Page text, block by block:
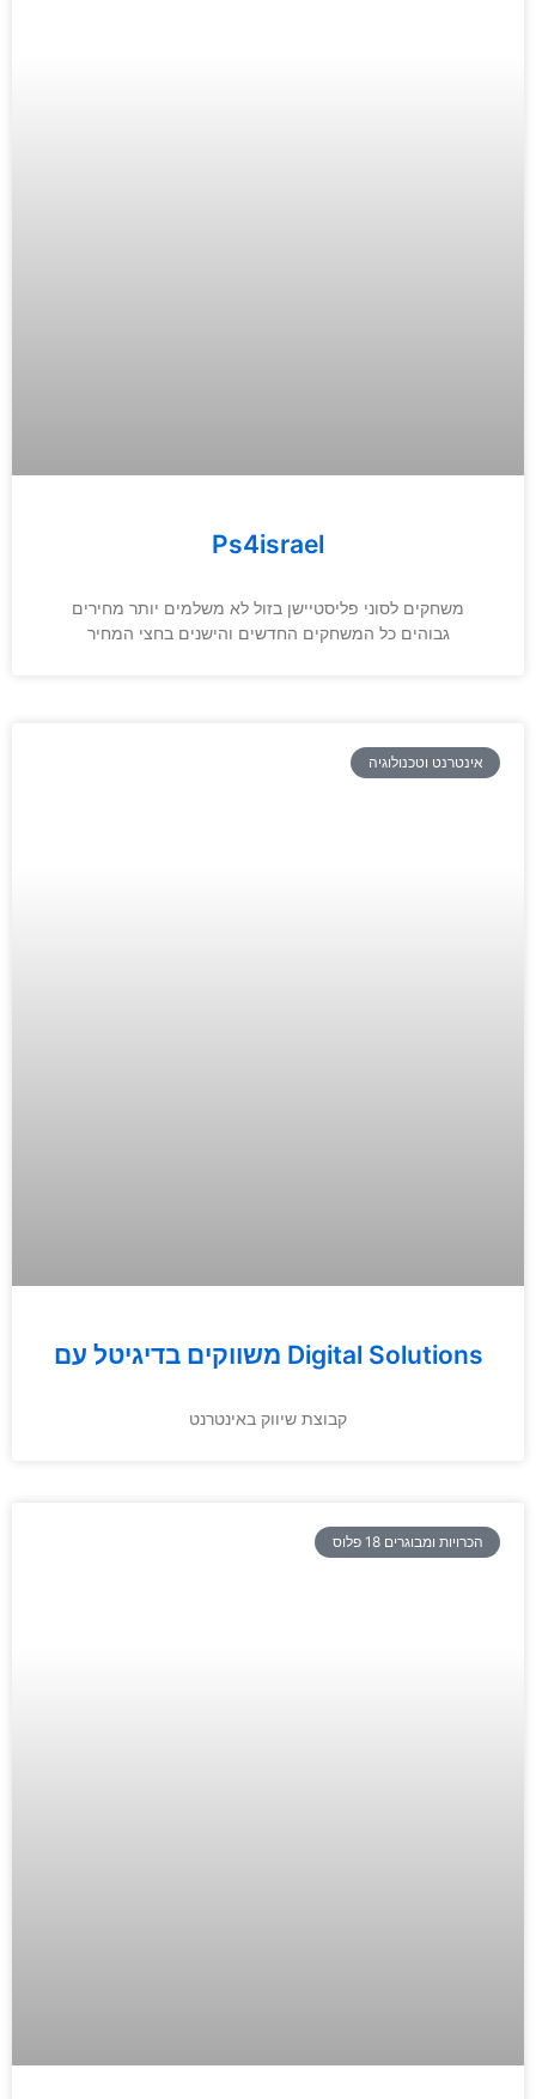
Ps4israel
משחקים לסוני פליסטיישן בזול לא משלמים יותר מחירים
גבוהים כל המשחקים החדשים והישנים בחצי המחיר
אינטרנט וטכנולוגיה
משווקים בדיגיטל עם Digital Solutions
קבוצת שיווק באינטרנט
הכרויות ומבוגרים 18 פלוס